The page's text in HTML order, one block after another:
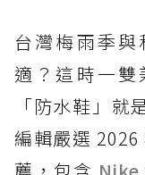
台灣梅雨季
適？這時一
「防水鞋」就
編輯嚴選
薦，包含 Nike